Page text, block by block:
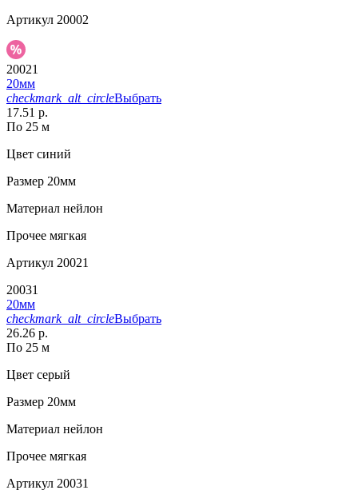
Артикул 20002
20021
20мм
checkmark_alt_circleВыбрать
17.51 р.
По 25 м
Цвет синий
Размер 20мм
Материал нейлон
Прочее мягкая
Артикул 20021
20031
20мм
checkmark_alt_circleВыбрать
26.26 р.
По 25 м
Цвет серый
Размер 20мм
Материал нейлон
Прочее мягкая
Артикул 20031